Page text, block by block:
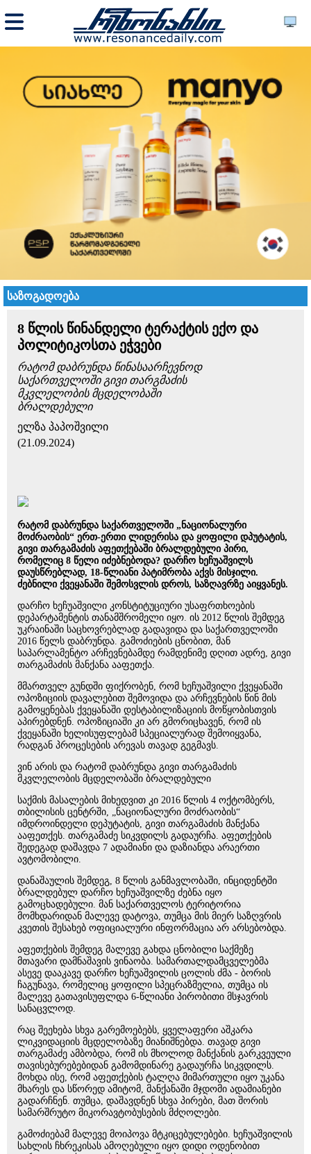
საზოგადოება
8 წლის წინანდელი ტერაქტის ექო და
პოლიტიკოსთა ეჭვები
რატომ დაბრუნდა წინასაარჩევნოდ
საქართველოში გივი თარგმაძის
მკვლელობის მცდელობაში
ბრალდებული
ელზა პაპოშვილი
(21.09.2024)
რატომ დაბრუნდა საქართველოში „ნაციონალური
მოძრაობის“ ერთ-ერთი ლიდერისა და ყოფილი დპუტატის,
გივი თარგამაძის აფეთქებაში ბრალდებული პირი,
რომელიც 8 წელი იძებნებოდა? დარჩო ხეჩუაშვილს
დაუსწრებლად, 18-წლიანი პატიმრობა აქვს მისჯილი.
ძებნილი ქვეყანაში შემოსვლის დროს, საზღავრზე აიყვანეს.
დარჩო ხეჩუაშვილი კონსტიტუციური უსაფრთხოების
დეპარტამენტის თანამშრომელი იყო. ის 2012 წლის შემდეგ
უკრაინაში საცხოვრებლად გადავიდა და საქართველოში
2016 წელს დაბრუნდა. გამოძიების ცნობით, მან
საპარლამენტო არჩევნებამდე რამდენიმე დღით ადრე, გივი
თარგამაძის მანქანა ააფეთქა.
მმართველ გუნდში ფიქრობენ, რომ ხეჩუაშვილი ქვეყანაში
ოპოზიციის დავალებით შემოვიდა და არჩევნების წინ მის
გამოყენებას ქვეყანაში დესტაბილიზაციის მოწყობისთვის
აპირებდნენ. ოპოზიციაში კი არ გმორიცხავენ, რომ ის
ქვეყანაში ხელისუფლებამ სპეციალურად შემოიყვანა,
რადგან პროცესების არევას თავად გეგმავს.
ვინ არის და რატომ დაბრუნდა გივი თარგამაძის
მკვლელობის მცდელობაში ბრალდებული
საქმის მასალების მიხედვით კი 2016 წლის 4 ოქტომბერს,
თბილისის ცენტრში, „ნაციონალური მოძრაობის“
იმდროინდელი დეპუტატის, გივი თარგამაძის მანქანა
ააფეთქეს. თარგამაძე სიკვდილს გადაურჩა. აფეთქების
შედეგად დაშავდა 7 ადამიანი და დაზიანდა არაერთი
ავტომობილი.
დანაშაულის შემდეგ, 8 წლის განმავლობაში, ინციდენტში
ბრალდებულ დარჩო ხეჩუაშვილზე ძებნა იყო
გამოცხადებული. მან საქართველოს ტერიტორია
მომხდარიდან მალევე დატოვა, თუმცა მის მიერ საზღვრის
კვეთის შესახებ ოფიციალური ინფორმაცია არ არსებობდა.
აფეთქების შემდეგ მალევე გახდა ცნობილი საქმეზე
მთავარი დამნაშავის ვინაობა. სამართალდამცველებმა
ასევე დააკავე დარჩო ხეჩუაშვილის ცოლის ძმა - ბორის
ჩაგუნავა, რომელიც ყოფილი სპეცრაზმელია, თუმცა ის
მალევე გათავისუფლდა 6-წლიანი პირობითი მსჯავრის
სანაცვლოდ.
რაც შეეხება სხვა გარემოებებს, ყველაფერი აშკარა
ლიკვიდაციის მცდელობაზე მიანიშნებდა. თავად გივი
თარგამაძე ამბობდა, რომ ის მხოლოდ მანქანის გარკვეული
თავისებურებებიდან გამომდინარე გადაურჩა სიკვდილს.
მოხდა ისე, რომ აფეთქების ტალღა მიმართული იყო უკანა
მხარეს და სწორედ ამიტომ, მანქანაში მჯდომი ადამიანები
გადარჩნენ. თუმცა, დაშავდნენ სხვა პირები, მათ შორის
სამარშრუტო მიკორავტობუსების მძღოლები.
გამოძიებამ მალევე მოიპოვა მტკიცებულებები. ხეჩუაშვილის
სახლის ჩხრეკისას ამოღებული იყო დიდი ოდენობით